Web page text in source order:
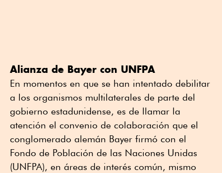
Alianza de Bayer con UNFPA
En momentos en que se han intentado debilitar
a los organismos multilaterales de parte del
gobierno estadunidense, es de llamar la
atención el convenio de colaboración que el
conglomerado alemán Bayer firmó con el
Fondo de Población de las Naciones Unidas
(UNFPA), en áreas de interés común, mismo